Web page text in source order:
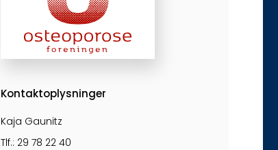
Kontaktoplysninger
Kaja Gaunitz
Tlf.: 29 78 22 40